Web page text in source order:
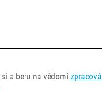
si a beru na vědomí